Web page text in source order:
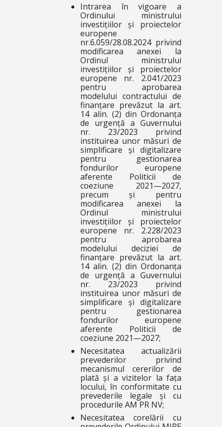
Intrarea în vigoare a
Ordinului ministrului
investițiilor și proiectelor
europene
nr.6.059/28.08.2024 privind
modificarea anexei la
Ordinul ministrului
investițiilor și proiectelor
europene nr. 2.041/2023
pentru aprobarea
modelului contractului de
finanțare prevăzut la art.
14 alin. (2) din Ordonanța
de urgență a Guvernului
nr. 23/2023 privind
instituirea unor măsuri de
simplificare și digitalizare
pentru gestionarea
fondurilor europene
aferente Politicii de
coeziune 2021—2027,
precum și pentru
modificarea anexei la
Ordinul ministrului
investițiilor și proiectelor
europene nr. 2.228/2023
pentru aprobarea
modelului deciziei de
finanțare prevăzut la art.
14 alin. (2) din Ordonanța
de urgență a Guvernului
nr. 23/2023 privind
instituirea unor măsuri de
simplificare și digitalizare
pentru gestionarea
fondurilor europene
aferente Politicii de
coeziune 2021—2027;
Necesitatea actualizării
prevederilor privind
mecanismul cererilor de
plată și a vizitelor la fața
locului, în conformitate cu
prevederile legale și cu
procedurile AM PR NV;
Necesitatea corelării cu